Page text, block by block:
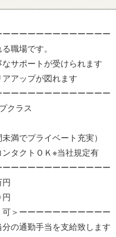
ーーーーーーーーーーーー
職場です。
サポートが受けられます
アアップが図れます
ーーーーーーーーーーーー
クラス
満でプライベート充実）
ンタクトＯＫ※当社規定有
ーーーーーーーーーーーー
＞ーーーーーーーーーーー
の通勤手当を支給致します